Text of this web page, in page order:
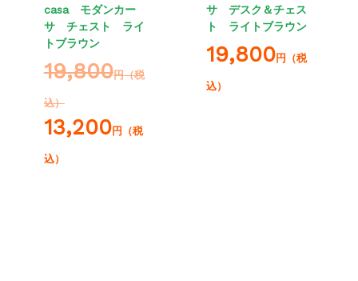
casa モダンカー
サ チェスト ライ
トブラウン
19,800円（税
込）
13,200円（税
込）
サ デスク＆チェス
ト ライトブラウン
19,800円（税
込）